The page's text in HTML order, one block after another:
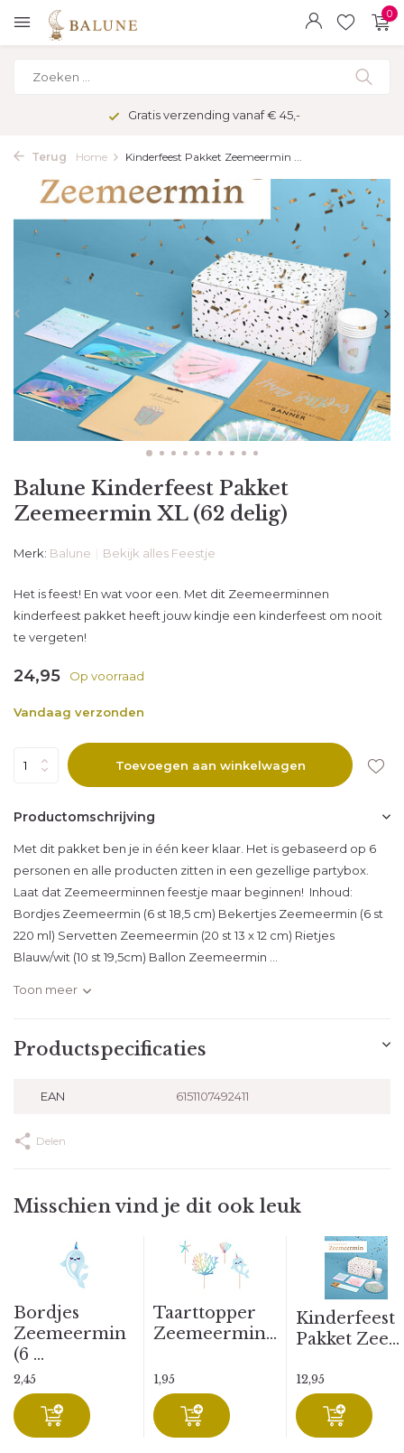
0
Gratis verzending vanaf € 45,-
Terug Home Kinderfeest Pakket Zeemeermin ...
Balune Kinderfeest Pakket
Zeemeermin XL (62 delig)
Merk: Balune Bekijk alles Feestje
Het is feest! En wat voor een. Met dit Zeemeerminnen
kinderfeest pakket heeft jouw kindje een kinderfeest om nooit
te vergeten!
24,95 Op voorraad
Vandaag verzonden
Toevoegen aan winkelwagen
Productomschrijving
Met dit pakket ben je in één keer klaar. Het is gebaseerd op 6
personen en alle producten zitten in een gezellige partybox.
Laat dat Zeemeerminnen feestje maar beginnen! Inhoud:
Bordjes Zeemeermin (6 st 18,5 cm) Bekertjes Zeemeermin (6 st
220 ml) Servetten Zeemeermin (20 st 13 x 12 cm) Rietjes
Blauw/wit (10 st 19,5cm) Ballon Zeemeermin ...
Toon meer
Productspecificaties
EAN 6151107492411
Delen
Misschien vind je dit ook leuk
Bordjes
Zeemeermin
(6 ...
2,45
Taarttopper
Zeemeermin...
1,95
Kinderfeest
Pakket Zee...
12,95